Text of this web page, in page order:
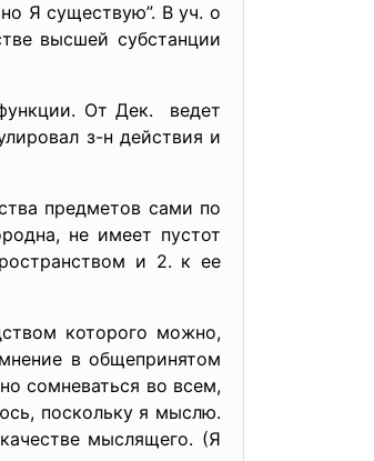
Я существую”. В уч. о
высшей субстанции
От Дек. ведет
з-н действия и
предметов сами по
не имеет пустот
и 2. к ее
которого можно,
в общепринятом
сомневаться во всем,
поскольку я мыслю.
мыслящего. (Я